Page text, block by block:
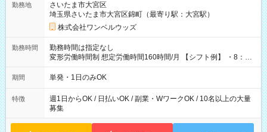
勤務地
さいたま市大宮区
埼玉県さいたま市大宮区錦町（最寄り駅：大宮駅）
株式会社ワンベルウッズ
勤務時間
勤務時間は指定なし
変形労働時間制 想定労働時間160時間/月 【シフト例】 ・8：00
～21：00
期間 単発・1日のみOK
特徴
週1日からOK / 日払いOK / 副業・WワークOK / 10名以上の大量
募集